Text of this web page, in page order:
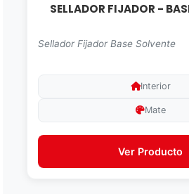
SELLADOR FIJADOR -
Sellador Fijador Base Solvente
Interior
Mate
Ver Producto